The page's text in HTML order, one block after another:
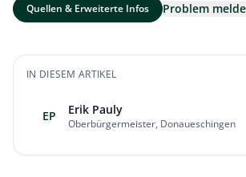
IN DIESEM ARTIKEL
EP Erik Pauly
Oberbürgermeister, Donaueschingen
Quellen & Erweiterte Infos
Problem